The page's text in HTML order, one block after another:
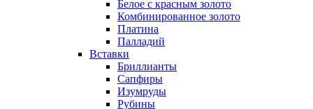
Белое с красным золото
Комбинированное золото
Платина
Палладий
Вставки
Бриллианты
Сапфиры
Изумруды
Рубины